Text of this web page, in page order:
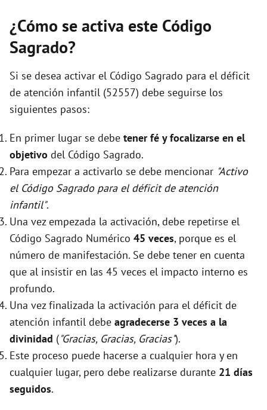
¿Cómo se activa este Código
Sagrado?
Si se desea activar el Código Sagrado para el déficit
de atención infantil (52557) debe seguirse los
siguientes pasos:
En primer lugar se debe tener fé y focalizarse en el
objetivo del Código Sagrado.
Para empezar a activarlo se debe mencionar "Activo
el Código Sagrado para el déficit de atención
infantil".
Una vez empezada la activación, debe repetirse el
Código Sagrado Numérico 45 veces, porque es el
número de manifestación. Se debe tener en cuenta
que al insistir en las 45 veces el impacto interno es
profundo.
Una vez finalizada la activación para el déficit de
atención infantil debe agradecerse 3 veces a la
divinidad ("Gracias, Gracias, Gracias").
Este proceso puede hacerse a cualquier hora y en
cualquier lugar, pero debe realizarse durante 21 días
seguidos.